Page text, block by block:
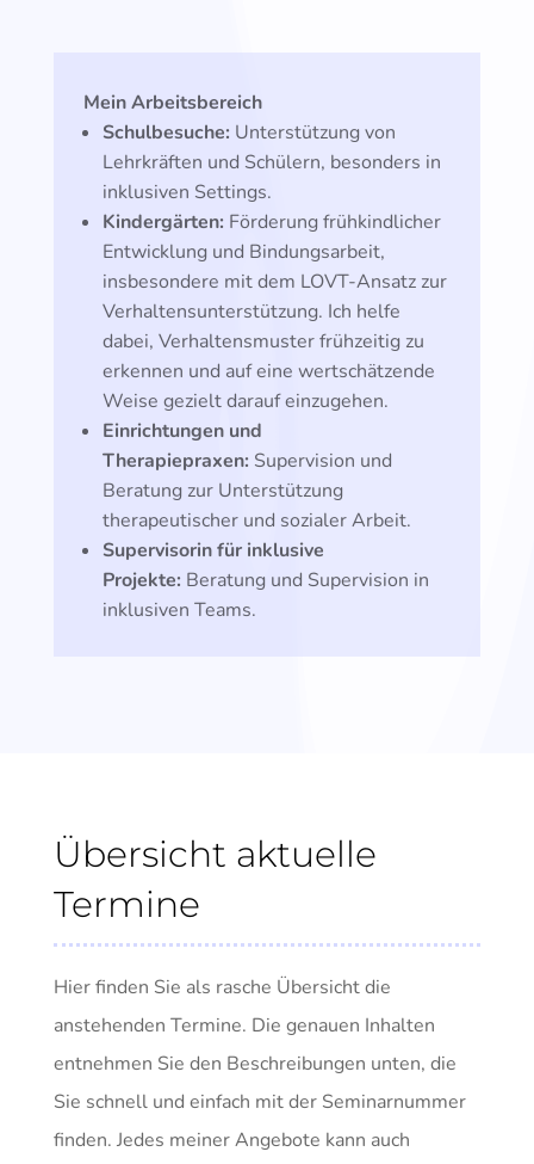
Mein Arbeitsbereich
Schulbesuche: Unterstützung von
Lehrkräften und Schülern, besonders in
inklusiven Settings.
Kindergärten: Förderung frühkindlicher
Entwicklung und Bindungsarbeit,
insbesondere mit dem LOVT-Ansatz zur
Verhaltensunterstützung. Ich helfe
dabei, Verhaltensmuster frühzeitig zu
erkennen und auf eine wertschätzende
Weise gezielt darauf einzugehen.
Einrichtungen und
Therapiepraxen: Supervision und
Beratung zur Unterstützung
therapeutischer und sozialer Arbeit.
Supervisorin für inklusive
Projekte: Beratung und Supervision in
inklusiven Teams.
Übersicht aktuelle
Termine
Hier finden Sie als rasche Übersicht die
anstehenden Termine. Die genauen Inhalten
entnehmen Sie den Beschreibungen unten, die
Sie schnell und einfach mit der Seminarnummer
finden. Jedes meiner Angebote kann auch